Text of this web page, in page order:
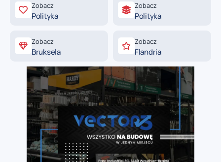
Zobacz
Polityka
Zobacz
Polityka
Zobacz
Bruksela
Zobacz
Flandria